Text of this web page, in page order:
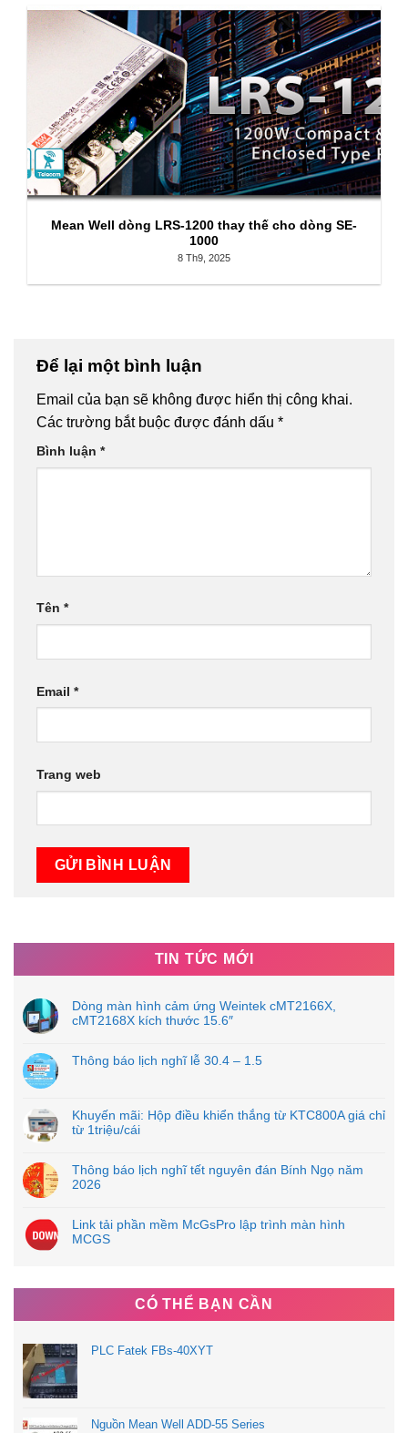
Mean Well dòng LRS-1200 thay thế cho dòng SE-
1000
8 Th9, 2025
Để lại một bình luận
Email của bạn sẽ không được hiển thị công khai.
Các trường bắt buộc được đánh dấu *
Bình luận *
Tên *
Email *
Trang web
TIN TỨC MỚI
Dòng màn hình cảm ứng Weintek cMT2166X,
cMT2168X kích thước 15.6″
Thông báo lịch nghĩ lễ 30.4 – 1.5
Khuyến mãi: Hộp điều khiển thắng từ KTC800A giá chỉ
từ 1triệu/cái
Thông báo lịch nghĩ tết nguyên đán Bính Ngọ năm
2026
Link tải phần mềm McGsPro lập trình màn hình
MCGS
CÓ THỂ BẠN CẦN
PLC Fatek FBs-40XYT
Nguồn Mean Well ADD-55 Series